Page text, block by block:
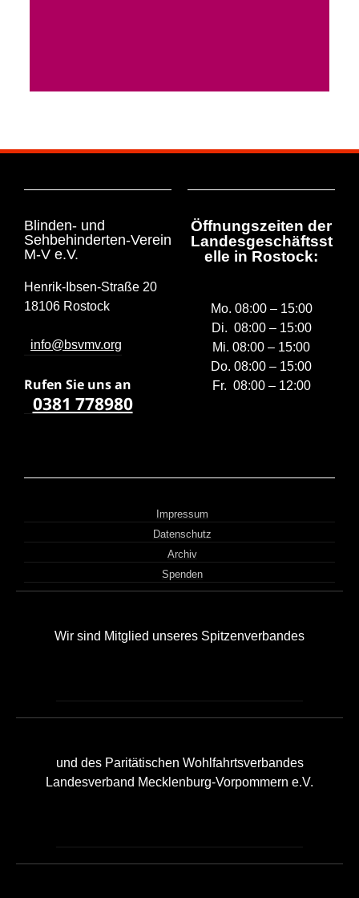
Blinden- und
Sehbehinderten-Verein
M-V e.V.
Henrik-Ibsen-Straße 20
18106 Rostock
info@bsvmv.org
Rufen Sie uns an
0381 778980
Öffnungszeiten der
Landesgeschäftsst
elle in Rostock:
Mo. 08:00 – 15:00
Di. 08:00 – 15:00
Mi. 08:00 – 15:00
Do. 08:00 – 15:00
Fr. 08:00 – 12:00
Impressum
Datenschutz
Archiv
Spenden
Wir sind Mitglied unseres Spitzenverbandes
und des Paritätischen Wohlfahrtsverbandes
Landesverband Mecklenburg-Vorpommern e.V.